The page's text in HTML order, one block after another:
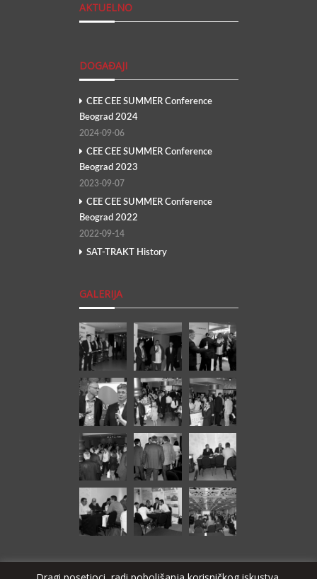
AKTUELNO
DOGAĐAJI
CEE CEE SUMMER Conference
Beograd 2024
2024-09-06
CEE CEE SUMMER Conference
Beograd 2023
2023-09-07
CEE CEE SUMMER Conference
Beograd 2022
2022-09-14
SAT-TRAKT History
GALERIJA